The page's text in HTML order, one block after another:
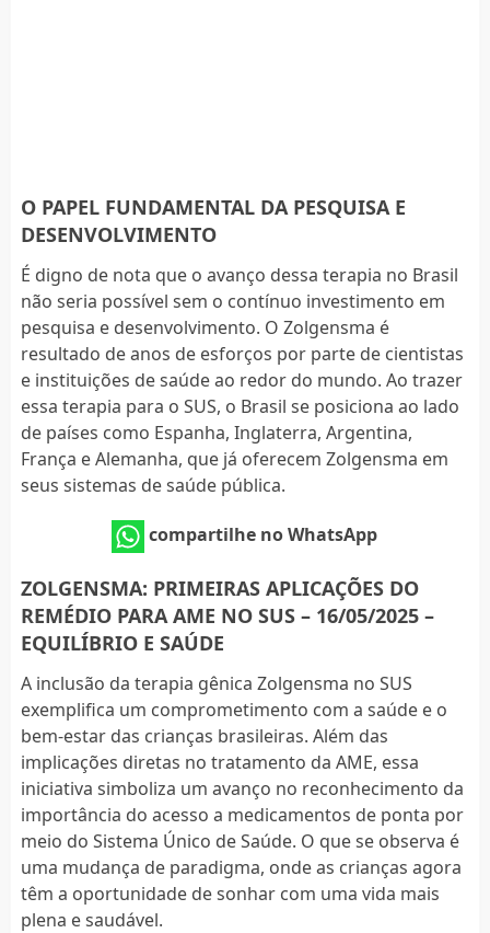
O PAPEL FUNDAMENTAL DA PESQUISA E
DESENVOLVIMENTO
É digno de nota que o avanço dessa terapia no Brasil
não seria possível sem o contínuo investimento em
pesquisa e desenvolvimento. O Zolgensma é
resultado de anos de esforços por parte de cientistas
e instituições de saúde ao redor do mundo. Ao trazer
essa terapia para o SUS, o Brasil se posiciona ao lado
de países como Espanha, Inglaterra, Argentina,
França e Alemanha, que já oferecem Zolgensma em
seus sistemas de saúde pública.
compartilhe no WhatsApp
ZOLGENSMA: PRIMEIRAS APLICAÇÕES DO
REMÉDIO PARA AME NO SUS – 16/05/2025 –
EQUILÍBRIO E SAÚDE
A inclusão da terapia gênica Zolgensma no SUS
exemplifica um comprometimento com a saúde e o
bem-estar das crianças brasileiras. Além das
implicações diretas no tratamento da AME, essa
iniciativa simboliza um avanço no reconhecimento da
importância do acesso a medicamentos de ponta por
meio do Sistema Único de Saúde. O que se observa é
uma mudança de paradigma, onde as crianças agora
têm a oportunidade de sonhar com uma vida mais
plena e saudável.